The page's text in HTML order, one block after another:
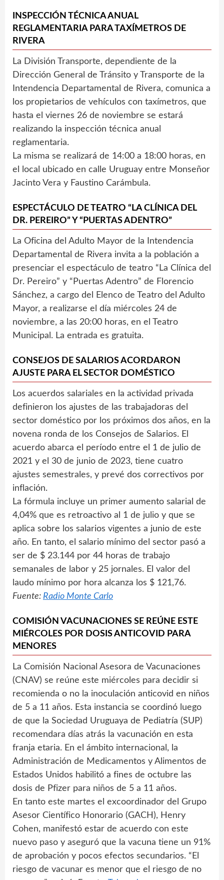
INSPECCIÓN TÉCNICA ANUAL
REGLAMENTARIA PARA TAXÍMETROS DE
RIVERA
La División Transporte, dependiente de la
Dirección General de Tránsito y Transporte de la
Intendencia Departamental de Rivera, comunica a
los propietarios de vehículos con taxímetros, que
hasta el viernes 26 de noviembre se estará
realizando la inspección técnica anual
reglamentaria.
La misma se realizará de 14:00 a 18:00 horas, en
el local ubicado en calle Uruguay entre Monseñor
Jacinto Vera y Faustino Carámbula.
ESPECTÁCULO DE TEATRO “LA CLÍNICA DEL
DR. PEREIRO” Y “PUERTAS ADENTRO”
La Oficina del Adulto Mayor de la Intendencia
Departamental de Rivera invita a la población a
presenciar el espectáculo de teatro “La Clínica del
Dr. Pereiro” y “Puertas Adentro” de Florencio
Sánchez, a cargo del Elenco de Teatro del Adulto
Mayor, a realizarse el día miércoles 24 de
noviembre, a las 20:00 horas, en el Teatro
Municipal. La entrada es gratuita.
CONSEJOS DE SALARIOS ACORDARON
AJUSTE PARA EL SECTOR DOMÉSTICO
Los acuerdos salariales en la actividad privada
definieron los ajustes de las trabajadoras del
sector doméstico por los próximos dos años, en la
novena ronda de los Consejos de Salarios. El
acuerdo abarca el período entre el 1 de julio de
2021 y el 30 de junio de 2023, tiene cuatro
ajustes semestrales, y prevé dos correctivos por
inflación.
La fórmula incluye un primer aumento salarial de
4,04% que es retroactivo al 1 de julio y que se
aplica sobre los salarios vigentes a junio de este
año. En tanto, el salario mínimo del sector pasó a
ser de $ 23.144 por 44 horas de trabajo
semanales de labor y 25 jornales. El valor del
laudo mínimo por hora alcanza los $ 121,76.
Fuente: Radio Monte Carlo
COMISIÓN VACUNACIONES SE REÚNE ESTE
MIÉRCOLES POR DOSIS ANTICOVID PARA
MENORES
La Comisión Nacional Asesora de Vacunaciones
(CNAV) se reúne este miércoles para decidir si
recomienda o no la inoculación anticovid en niños
de 5 a 11 años. Esta instancia se coordinó luego
de que la Sociedad Uruguaya de Pediatría (SUP)
recomendara días atrás la vacunación en esta
franja etaria. En el ámbito internacional, la
Administración de Medicamentos y Alimentos de
Estados Unidos habilitó a fines de octubre las
dosis de Pfizer para niños de 5 a 11 años.
En tanto este martes el excoordinador del Grupo
Asesor Científico Honorario (GACH), Henry
Cohen, manifestó estar de acuerdo con este
nuevo paso y aseguró que la vacuna tiene un 91%
de aprobación y pocos efectos secundarios. “El
riesgo de vacunar es menor que el riesgo de no